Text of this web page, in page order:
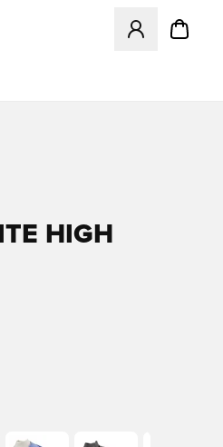
Opent een
HIGH